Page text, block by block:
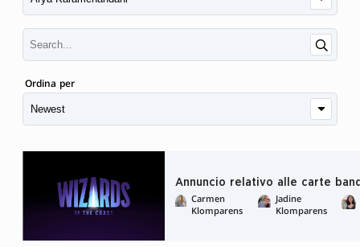
Ordina per
Annuncio relativo alle carte
Carmen
Klomparens
Jadine
Klomparens